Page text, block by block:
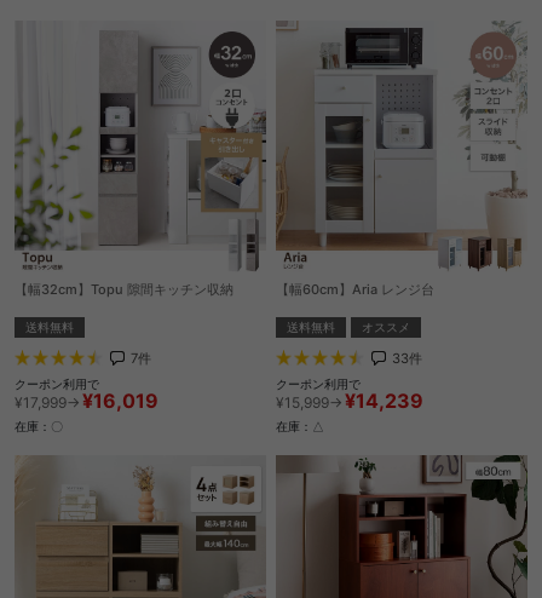
【幅32cm】Topu 隙間キッチン収納
送料無料
7件
クーポン利用で
¥17,999→ ¥16,019
在庫：〇
【幅60cm】Aria レンジ台
送料無料 オススメ
33件
クーポン利用で
¥15,999→ ¥14,239
在庫：△